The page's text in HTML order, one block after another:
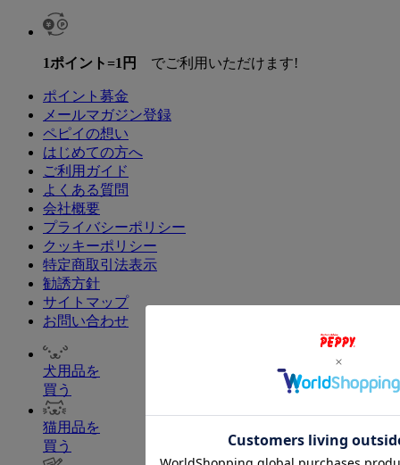
1ポイント=1円 でご利用いただけます!
ポイント募金
メールマガジン登録
ペピイの想い
はじめての方へ
ご利用ガイド
よくある質問
会社概要
プライバシーポリシー
クッキーポリシー
特定商取引法表示
勧誘方針
サイトマップ
お問い合わせ
犬用品を
買う
猫用品を
買う